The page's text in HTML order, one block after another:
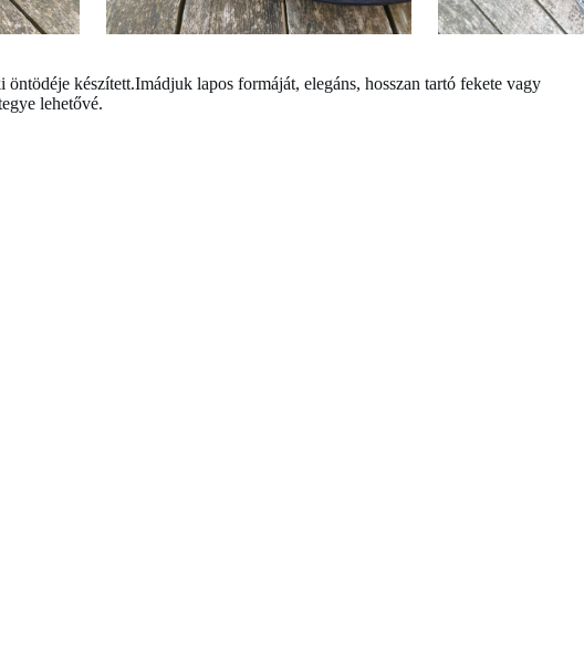
készített.Imádjuk lapos formáját, elegáns, hosszan tartó fekete vagy
lehetővé.